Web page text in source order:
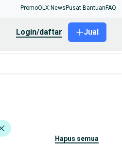
PromoOLX News Pusat Bantuan FAQ
login/daftar Jual
hapus semua